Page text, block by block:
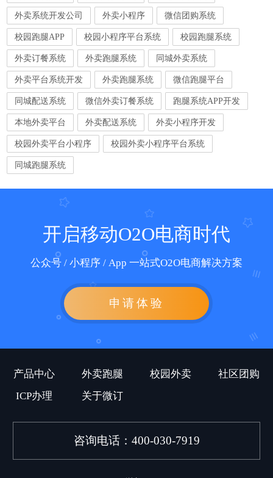
外卖系统开发公司 外卖小程序 微信团购系统
校园跑腿APP 校园小程序平台系统 校园跑腿系统
外卖订餐系统 外卖跑腿系统 同城外卖系统
外卖平台系统开发 外卖跑腿系统 微信跑腿平台
同城配送系统 微信外卖订餐系统 跑腿系统APP开发
本地外卖平台 外卖配送系统 外卖小程序开发
校园外卖平台小程序 校园外卖小程序平台系统
同城跑腿系统
开启移动O2O电商时代
公众号 / 小程序 / App 一站式O2O电商解决方案
申请体验
产品中心 外卖跑腿 校园外卖
社区团购
ICP办理
关于微订
咨询电话：400-030-7919